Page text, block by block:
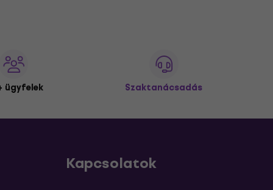
ügyfelek Szaktanácsadás
Kapcsolatok